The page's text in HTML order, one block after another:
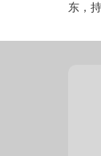
东，